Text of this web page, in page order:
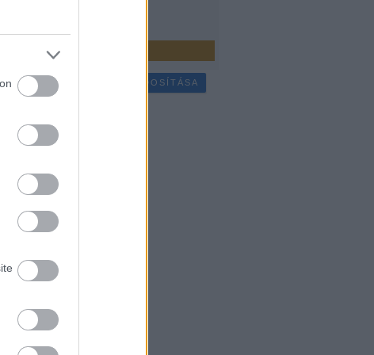
SÜTI BEÁLLÍTÁSOK MÓDOSÍTÁSA